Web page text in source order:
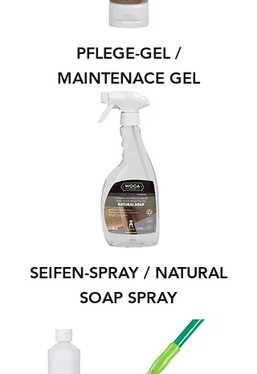
PFLEGE-GEL /
MAINTENACE GEL
SEIFEN-SPRAY / NATURAL
SOAP SPRAY